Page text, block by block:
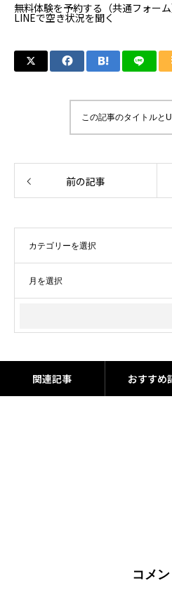
無料体験を予約する（共通フォーム
LINEで空き状況を聞く
この記事のタイトルと
前の記事
関連記事 おすすめ
コメン